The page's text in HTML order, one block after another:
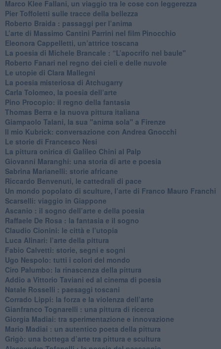
​Marco Klee Fallani, un viaggio tra le cose con leggerezza
​Pier Toffoletti sulle tracce della bellezza
​Roberto Braida : passaggi per l’anima
​L’arte di Massimo Cantini Parrini nel film Pinocchio
Eleonora Cappelletti, un’attrice toscana
​La poesia di Michele Brancale : “L’apocrifo nel baule"
Roberto Fanari nel regno dei cieli e delle nuvole
Le utopie di Clara Mallegni
​La poesia misteriosa di Atchugarry
Carla Tolomeo, la poesia dell’arte
Pino Procopio: il regno della fantasia
Thomas Berra e la nuova pittura italiana
Giampaolo Talani, la sua "anima sola" a Firenze
Il mio Kubrick: conversazione con Andrea Gnocchi
Le storie di Francesco Nesi
​La pittura onirica di Galileo Chini al Palp
​Giovanni Maranghi: una storia di arte e poesia
Sabrina Marianelli: storie africane
​Riccardo Benvenuti, le cattedrali di pace
​Un mondo popolato di sculture, l’arte di Franco Mauro Franchi
​Scarselli: viaggio in Giappone
​Ascanio : il sogno dell’arte e della poesia
Raffaele De Rosa : la fantasia e il sogno
​Claudio Cionini: le città e l’utopia
Luca Alinari: l’arte della pittura
​Fabio Calvetti: storie, segni e sogni
Ugo Nespolo: tutti i colori del mondo
​Ciro Palumbo: la rinascenza della pittura
​Addio a Vittorio Taviani ed al cinema di poesia
​Natale Rosselli : paesaggi toscani
​Corrado Lippi: la forza e la violenza dell’arte
Gianfranco Tognarelli : una pittura di ricerca
Giorgia Madiai: tra sperimentazione e innovazione
Mario Madiai : un autentico poeta della pittura
Grigò: una bottega d’arte tra pittura e scultura